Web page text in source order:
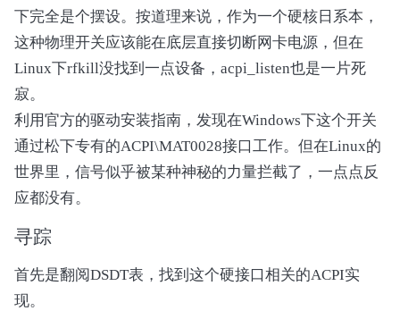
下完全是个摆设。按道理来说，作为一个硬核日系本，
这种物理开关应该能在底层直接切断网卡电源，但在
Linux下rfkill没找到一点设备，acpi_listen也是一片死
寂。
利用官方的驱动安装指南，发现在Windows下这个开关
通过松下专有的ACPI\MAT0028接口工作。但在Linux的
世界里，信号似乎被某种神秘的力量拦截了，一点点反
应都没有。
寻踪
首先是翻阅DSDT表，找到这个硬接口相关的ACPI实
现。